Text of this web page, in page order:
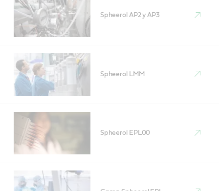
Spheerol AP2 y AP3
Spheerol LMM
Spheerol EPL00